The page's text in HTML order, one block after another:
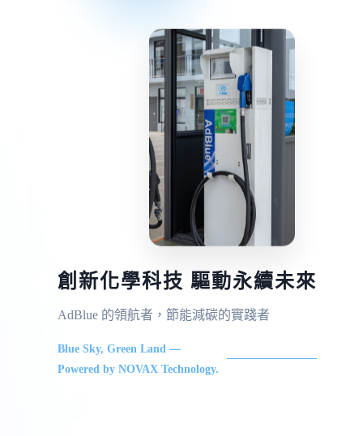
創新化學科技 驅動永續未來
AdBlue 的領航者，節能減碳的實踐者
Blue Sky, Green Land —
Powered by NOVAX Technology.